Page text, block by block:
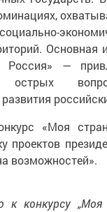
Основная
—
«Моя
проектов
возможностей».
к конкурсу